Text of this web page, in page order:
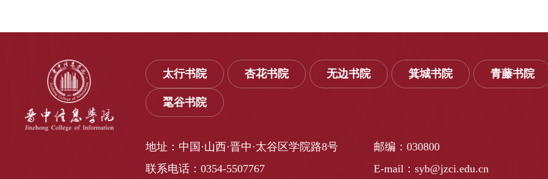
太行书院 杏花书院 无边书院 箕城书院 青藤书院
毣谷书院
地址：中国·山西·晋中·太谷区学院路8号
联系电话：0354-5507767
邮编：030800
E-mail：syb@jzci.edu.cn